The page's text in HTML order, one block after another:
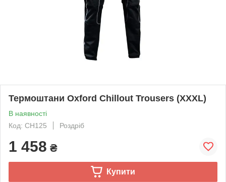
Термоштани Oxford Chillout Trousers (XXXL)
В наявності
Код: CH125
Роздріб
1 458 ₴
Купити